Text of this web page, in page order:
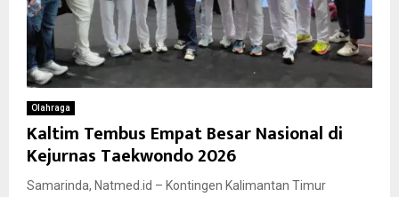
Olahraga
Kaltim Tembus Empat Besar Nasional di
Kejurnas Taekwondo 2026
Samarinda, Natmed.id – Kontingen Kalimantan Timur